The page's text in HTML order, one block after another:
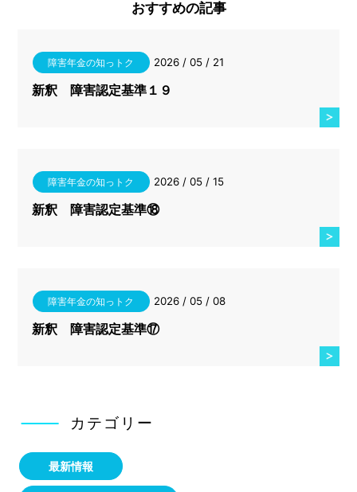
おすすめの記事
障害年金の知っトク 2026 / 05 / 21
新釈 障害認定基準１９
障害年金の知っトク 2026 / 05 / 15
新釈 障害認定基準⑱
障害年金の知っトク 2026 / 05 / 08
新釈 障害認定基準⑰
カテゴリー
最新情報